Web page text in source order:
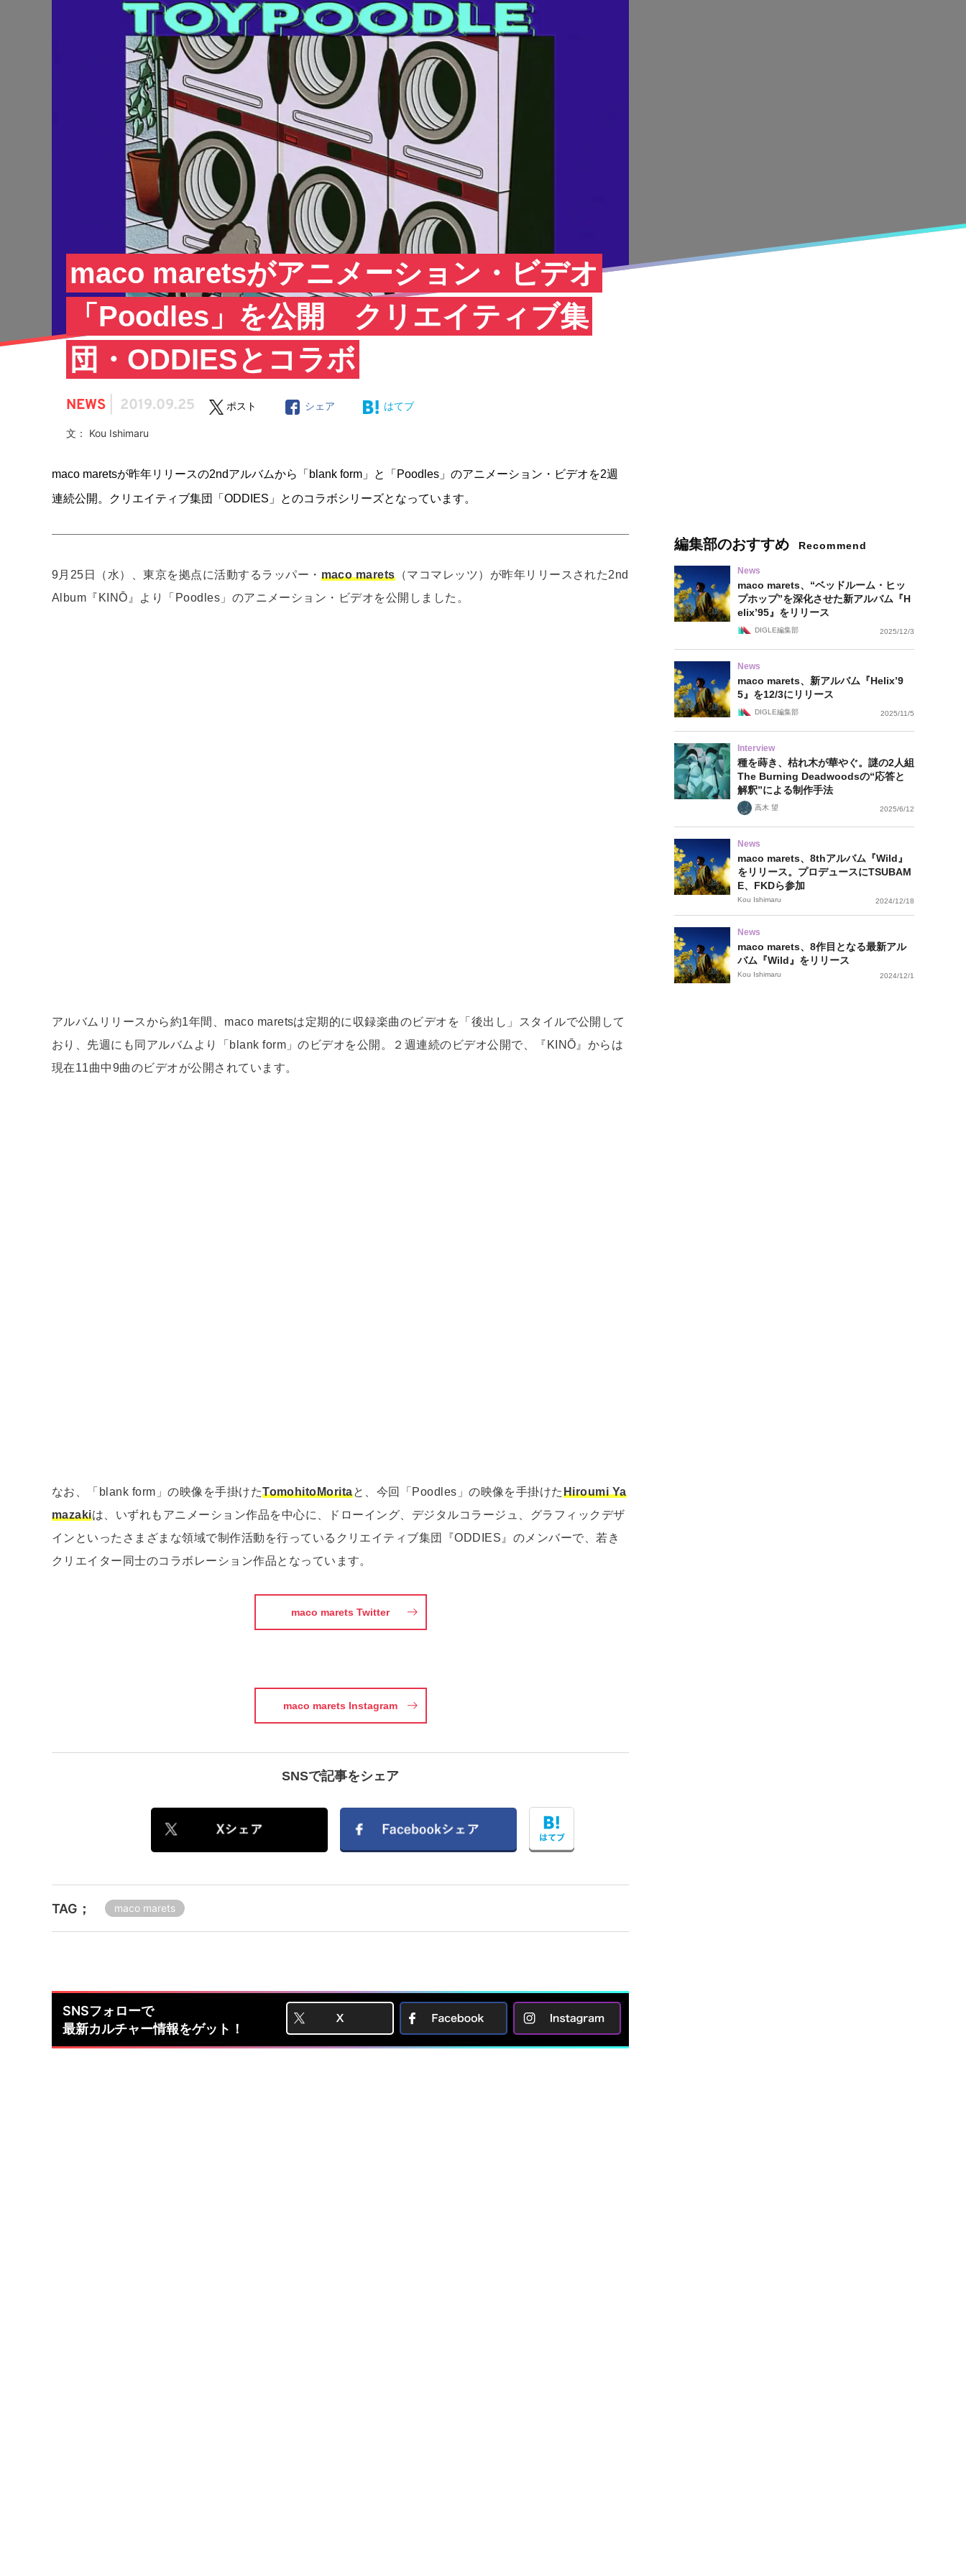
maco maretsがアニメーション・ビデオ
「Poodles」を公開 クリエイティブ集
団・ODDIESとコラボ
NEWS 2019.09.25 ポスト シェア はてブ
文： Kou Ishimaru
maco maretsが昨年リリースの2ndアルバムから「blank form」と「Poodles」のアニメーション・ビデオを2週
連続公開。クリエイティブ集団「ODDIES」とのコラボシリーズとなっています。
9月25日（水）​、東京を拠点に活動するラッパー・​ maco marets（マコマレッツ）​が昨年リリースされた2nd
Album『​KINŌ​』より「Poodles」のアニメーション・ビデオを公開しました。
アルバムリリースから約1年間、maco maretsは定期的に収録楽曲のビデオを「後出し」スタイルで公開して
おり、先週にも同アルバムより「blank form」のビデオを公開。２週連続のビデオ公開で、『KINŌ​』からは
現在11曲中9曲のビデオが公開されています。
なお、「blank form」の映像を手掛けたTomohitoMoritaと、今回「Poodles」の映像を手掛けたHiroumi Ya
mazakiは、いずれもアニメーション作品を中心に、ドローイング、デジタルコラージュ、グラフィックデザ
インといったさまざまな領域で制作活動を行っているクリエイティブ集団『ODDIES』のメンバーで、若き
クリエイター同士のコラボレーション作品となっています。
maco marets Twitter
maco marets Instagram
SNSで記事をシェア
TAG； maco marets
SNSフォローで
最新カルチャー情報をゲット！
編集部のおすすめ Recommend
News
maco marets、“ベッドルーム・ヒッ
プホップ”を深化させた新アルバム『H
elix’95』をリリース
DIGLE編集部 2025/12/3
News
maco marets、新アルバム『Helix’9
5』を12/3にリリース
DIGLE編集部 2025/11/5
Interview
種を蒔き、枯れ木が華やぐ。謎の2人組
The Burning Deadwoodsの“応答と
解釈”による制作手法
高木 望 2025/6/12
News
maco marets、8thアルバム『Wild』
をリリース。プロデュースにTSUBAM
E、FKDら参加
Kou Ishimaru 2024/12/18
News
maco marets、8作目となる最新アル
バム『Wild』をリリース
Kou Ishimaru 2024/12/1